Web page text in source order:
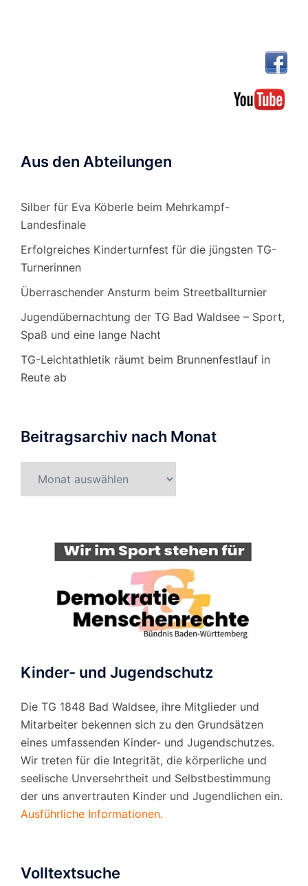
Aus den Abteilungen
Silber für Eva Köberle beim Mehrkampf-
Landesfinale
Erfolgreiches Kinderturnfest für die jüngsten TG-
Turnerinnen
Überraschender Ansturm beim Streetballturnier
Jugendübernachtung der TG Bad Waldsee – Sport,
Spaß und eine lange Nacht
TG-Leichtathletik räumt beim Brunnenfestlauf in
Reute ab
Beitragsarchiv nach Monat
nach
Kinder- und Jugendschutz
Die TG 1848 Bad Waldsee, ihre Mitglieder und
Mitarbeiter bekennen sich zu den Grundsätzen
eines umfassenden Kinder- und Jugendschutzes.
Wir treten für die Integrität, die körperliche und
seelische Unversehrtheit und Selbstbestimmung
der uns anvertrauten Kinder und Jugendlichen ein.
Ausführliche Informationen.
Volltextsuche